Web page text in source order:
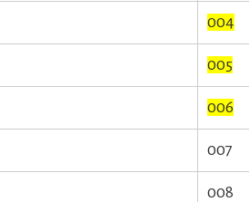
004
005
006
007
008